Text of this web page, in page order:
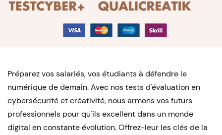
Préparez vos salariés, vos étudiants à défendre le
numérique de demain. Avec nos tests d'évaluation en
cybersécurité et créativité, nous armons vos futurs
professionnels pour qu'ils excellent dans un monde
digital en constante évolution. Offrez-leur les clés de la